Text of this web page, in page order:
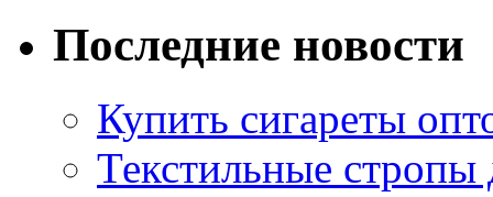
Последние новости
Купить сигареты
Текстильные